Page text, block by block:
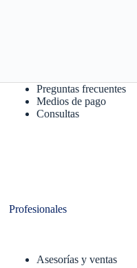
Preguntas frecuentes
Medios de pago
Consultas
Profesionales
Asesorías y ventas